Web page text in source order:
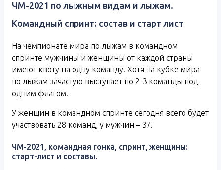
ЧМ-2021 по лыжным видам и лыжам.
Командный спринт: состав и старт лист
На чемпионате мира по лыжам в командном
спринте мужчины и женщины от каждой страны
имеют квоту на одну команду. Хотя на кубке мира
по лыжам зачастую выступает по 2-3 команды под
одним флагом.
У женщин в командном спринте сегодня всего будет
участвовать 28 команд, у мужчин – 37.
ЧМ-2021, командная гонка, спринт, женщины:
старт-лист и составы.